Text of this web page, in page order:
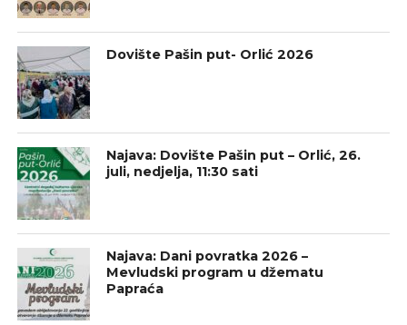
Dovište Pašin put- Orlić 2026
Najava: Dovište Pašin put – Orlić, 26.
juli, nedjelja, 11:30 sati
Najava: Dani povratka 2026 –
Mevludski program u džematu
Papraća